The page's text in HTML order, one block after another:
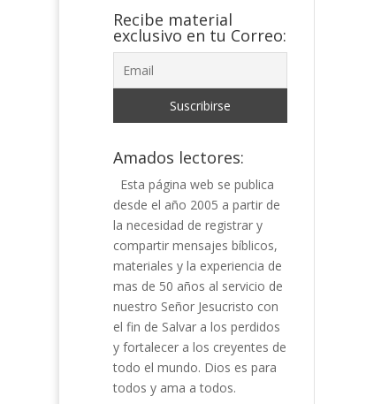
Recibe material
exclusivo en tu Correo:
Amados lectores:
Esta página web se publica
desde el año 2005 a partir de
la necesidad de registrar y
compartir mensajes bíblicos,
materiales y la experiencia de
mas de 50 años al servicio de
nuestro Señor Jesucristo con
el fin de Salvar a los perdidos
y fortalecer a los creyentes de
todo el mundo. Dios es para
todos y ama a todos.